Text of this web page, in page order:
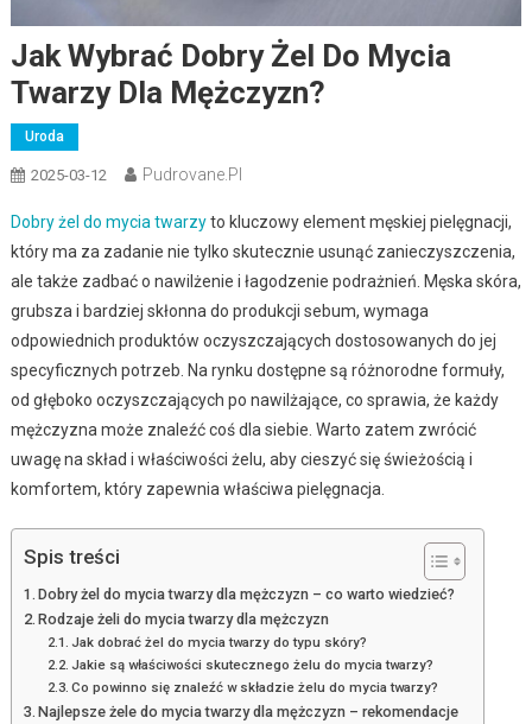
Jak Wybrać Dobry Żel Do Mycia
Twarzy Dla Mężczyzn?
Uroda
2025-03-12 Pudrovane.pl
Dobry żel do mycia twarzyto kluczowy element męskiej pielęgnacji,
który ma za zadanie nie tylko skutecznie usunąć zanieczyszczenia,
ale także zadbać o nawilżenie i łagodzenie podrażnień. Męska skóra,
grubsza i bardziej skłonna do produkcji sebum, wymaga
odpowiednich produktów oczyszczających dostosowanych do jej
specyficznych potrzeb. Na rynku dostępne są różnorodne formuły,
od głęboko oczyszczających po nawilżające, co sprawia, że każdy
mężczyzna może znaleźć coś dla siebie. Warto zatem zwrócić
uwagę na skład i właściwości żelu, aby cieszyć się świeżością i
komfortem, który zapewnia właściwa pielęgnacja.
Spis treści
Dobry żel do mycia twarzy dla mężczyzn – co warto wiedzieć?
Rodzaje żeli do mycia twarzy dla mężczyzn
Jak dobrać żel do mycia twarzy do typu skóry?
Jakie są właściwości skutecznego żelu do mycia twarzy?
Co powinno się znaleźć w składzie żelu do mycia twarzy?
Najlepsze żele do mycia twarzy dla mężczyzn – rekomendacje